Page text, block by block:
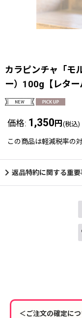
カラピンチャ「モ
ー）100g【レター
価格: 1,350 円 (税込)
この商品は軽減税率の対
返品特約に関する重要
＜ご注文の確定に